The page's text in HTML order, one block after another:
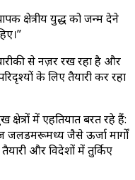
क्षेत्रीय युद्ध को जन्म देने
से नज़र रख रहा है और
के लिए तैयारी कर रहा
क्षेत्रों में एहतियात बरत रहे हैं:
जलडमरूमध्य जैसे ऊर्जा मार्गों
तैयारी और विदेशों में तुर्किए